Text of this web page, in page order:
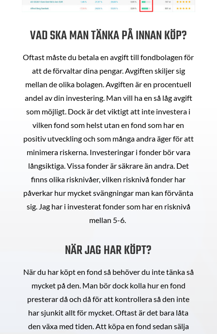
VAD SKA MAN TÄNKA PÅ INNAN KÖP?
Oftast måste du betala en avgift till fondbolagen för
att de förvaltar dina pengar. Avgiften skiljer sig
mellan de olika bolagen. Avgiften är en procentuell
andel av din investering. Man vill ha en så låg avgift
som möjligt. Dock är det viktigt att inte investera i
vilken fond som helst utan en fond som har en
positiv utveckling och som många andra äger för att
minimera riskerna. Investeringar i fonder bör vara
långsiktiga. Vissa fonder är säkrare än andra. Det
finns olika risknivåer, vilken risknivå fonder har
påverkar hur mycket svängningar man kan förvänta
sig. Jag har i investerat fonder som har en risknivå
mellan 5-6.
NÄR JAG HAR KÖPT?
När du har köpt en fond så behöver du inte tänka så
mycket på den. Man bör dock kolla hur en fond
presterar då och då för att kontrollera så den inte
har sjunkit allt för mycket. Oftast är det bara låta
den växa med tiden. Att köpa en fond sedan sälja